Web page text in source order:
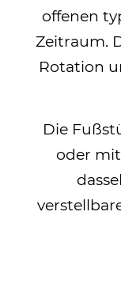
offenen
Zeitraum.
Rotation
Die
oder